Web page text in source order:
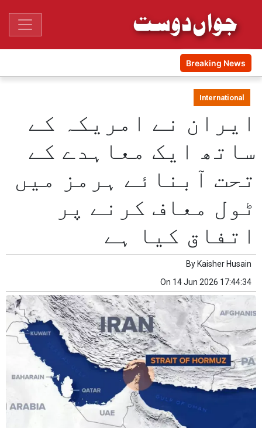
Breaking News
International
ایران نے امریکہ کے
ساتھ ایک معاہدے کے
تحت آبنائے ہرمز میں
ٹول معاف کرنے پر
اتفاق کیا ہے
By Kaisher Husain
On 14 Jun 2026 17:44:34